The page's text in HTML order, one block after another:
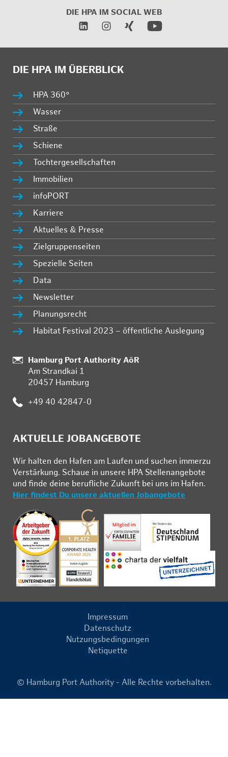
DIE HPA IM SOCIAL WEB
DIE HPA IM ÜBERBLICK
HPA 360°
Wasser
Straße
Schiene
Tochtergesellschaften
Immobilien
infoPORT
Karriere
Aktuelles & Presse
Zielgruppenseiten
Spezielle Seiten
Data
Newsletter
Planungsrecht
Habitat Festival 2023 – öffentliche Auslegung
:
Hamburg Port Authority AöR
Am Strandkai 1
20457 Hamburg
: +49 40 42847-0
AKTUELLE JOBANGEBOTE
Wir hal­ten den Ha­fen am Lau­fen und su­chen im­mer­zu
Ver­stär­kung. Schau­e in un­se­re HPA Stel­len­an­ge­bo­te
und fin­de deine be­ruf­li­che Zu­kunft bei uns im Ha­fen.
Hier findest Du unsere aktuellen Jobangebote
Impressum
Datenschutz
Nutzungsbedingungen
Netiquette
© Hamburg Port Authority - Alle Rechte vorbehalten.